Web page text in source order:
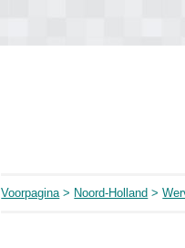
Voorpagina> Noord-Holland >